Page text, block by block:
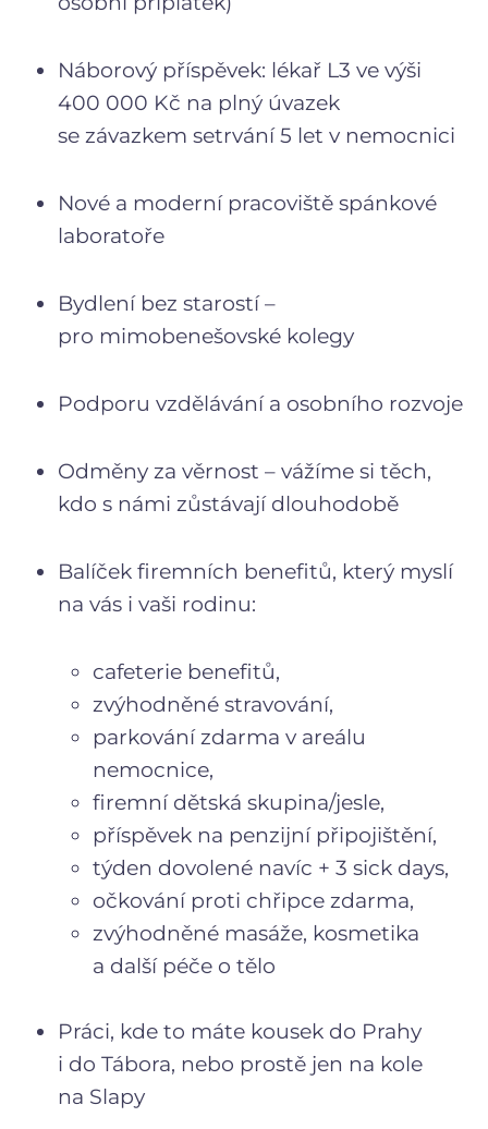
Náborový příspěvek: lékař L3 ve výši
400 000 Kč na plný úvazek
se závazkem setrvání 5 let v nemocnici
Nové a moderní pracoviště spánkové
laboratoře
Bydlení bez starostí –
pro mimobenešovské kolegy
Podporu vzdělávání a osobního rozvoje
Odměny za věrnost – vážíme si těch,
kdo s námi zůstávají dlouhodobě
Balíček firemních benefitů, který myslí
na vás i vaši rodinu:
cafeterie benefitů,
zvýhodněné stravování,
parkování zdarma v areálu
nemocnice,
firemní dětská skupina/jesle,
příspěvek na penzijní připojištění,
týden dovolené navíc + 3 sick days,
očkování proti chřipce zdarma,
zvýhodněné masáže, kosmetika
a další péče o tělo
Práci, kde to máte kousek do Prahy
i do Tábora, nebo prostě jen na kole
na Slapy